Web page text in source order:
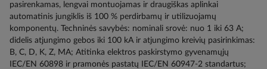
pasirenkamas, lengvai montuojamas ir draugiškas aplinkai
automatinis jungiklis iš 100 % perdirbamų ir utilizuojamų
komponentų. Techninės savybės: nominali srovė: nuo 1 iki 63 A;
didelis atjungimo gebos iki 100 kA ir atjungimo kreivių pasirinkimas:
B, C, D, K, Z, MA; Atitinka elektros paskirstymo gyvenamųjų
IEC/EN 60898 ir pramonės pastatų IEC/EN 60947-2 standartus;